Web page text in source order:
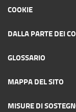
COOKIE
DALLA PARTE DEI
GLOSSARIO
MAPPA DEL SITO
MISURE DI